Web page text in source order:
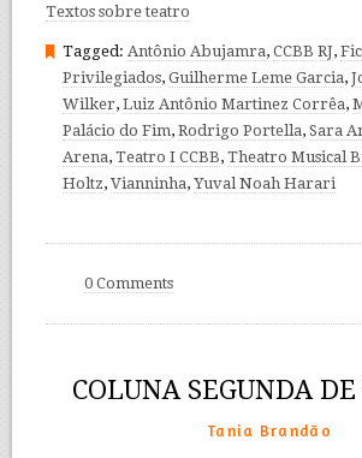
Textos sobre teatro
Tagged: Antônio Abujamra, CCBB RJ,
Privilegiados, Guilherme Leme Garcia,
Wilker, Luiz Antônio Martinez Corrêa,
Palácio do Fim, Rodrigo Portella, Sara
Arena, Teatro I CCBB, Theatro Musical
Holtz, Vianninha, Yuval Noah Harari
0 Comments
COLUNA SEGUNDA
Tania Brandão